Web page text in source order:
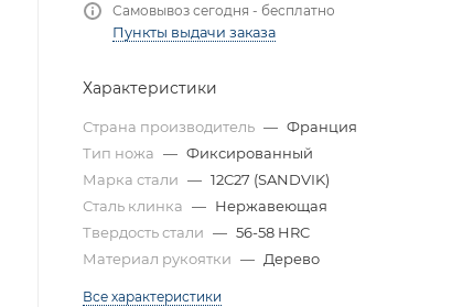
Самовывоз сегодня - бесплатно
Пункты выдачи заказа
Характеристики
Страна производитель — Франция
Тип ножа — Фиксированный
Марка стали — 12C27 (SANDVIK)
Сталь клинка — Нержавеющая
Твердость стали — 56-58 HRC
Материал рукоятки — Дерево
Все характеристики